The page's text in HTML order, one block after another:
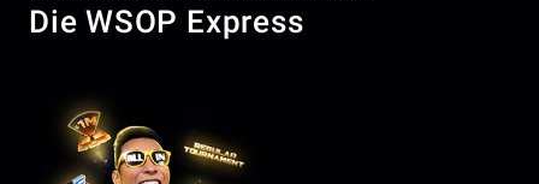
Die WSOP Express